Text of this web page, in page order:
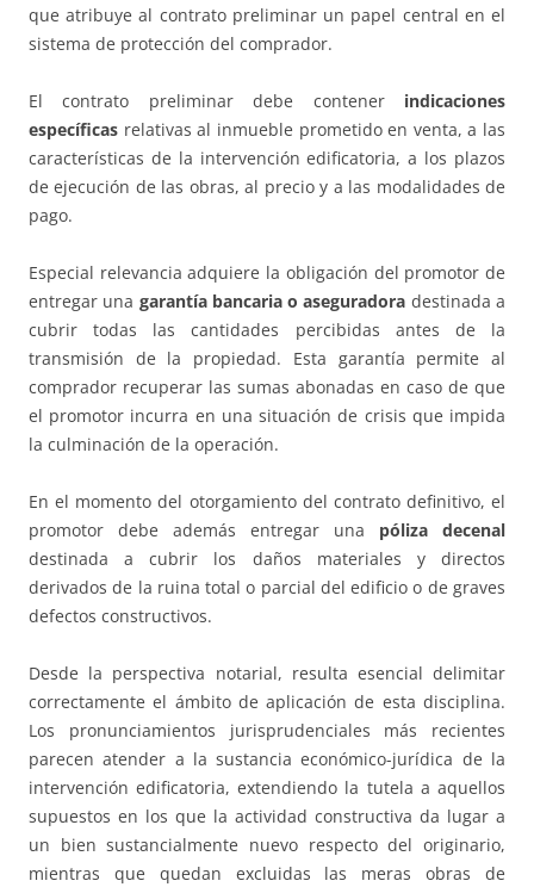
que atribuye al contrato preliminar un papel central en el
sistema de protección del comprador.
El contrato preliminar debe contener indicaciones
específicas relativas al inmueble prometido en venta, a las
características de la intervención edificatoria, a los plazos
de ejecución de las obras, al precio y a las modalidades de
pago.
Especial relevancia adquiere la obligación del promotor de
entregar una garantía bancaria o aseguradora destinada a
cubrir todas las cantidades percibidas antes de la
transmisión de la propiedad. Esta garantía permite al
comprador recuperar las sumas abonadas en caso de que
el promotor incurra en una situación de crisis que impida
la culminación de la operación.
En el momento del otorgamiento del contrato definitivo, el
promotor debe además entregar una póliza decenal
destinada a cubrir los daños materiales y directos
derivados de la ruina total o parcial del edificio o de graves
defectos constructivos.
Desde la perspectiva notarial, resulta esencial delimitar
correctamente el ámbito de aplicación de esta disciplina.
Los pronunciamientos jurisprudenciales más recientes
parecen atender a la sustancia económico-jurídica de la
intervención edificatoria, extendiendo la tutela a aquellos
supuestos en los que la actividad constructiva da lugar a
un bien sustancialmente nuevo respecto del originario,
mientras que quedan excluidas las meras obras de